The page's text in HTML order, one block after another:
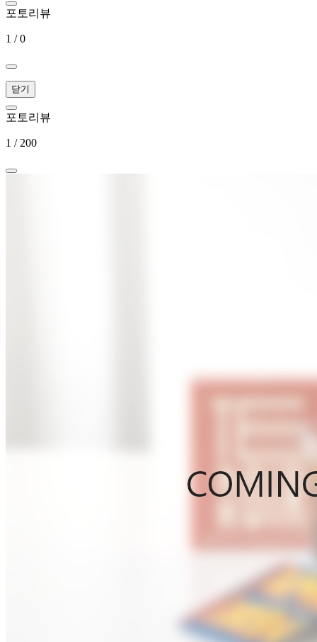
포토리뷰
1 / 0
닫기
포토리뷰
1 / 200